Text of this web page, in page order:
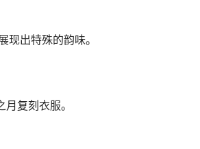
出特殊的韵味。
复刻衣服。